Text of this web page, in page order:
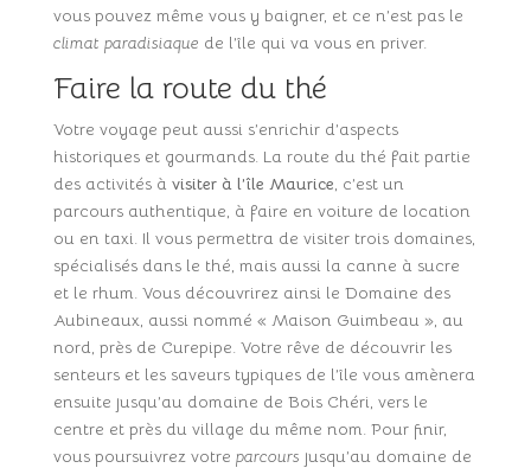
vous pouvez même vous y baigner, et ce n’est pas le
climat paradisiaque de l’île qui va vous en priver.
Faire la route du thé
Votre voyage peut aussi s’enrichir d’aspects
historiques et gourmands. La route du thé fait partie
des activités à visiter à l’île Maurice, c’est un
parcours authentique, à faire en voiture de location
ou en taxi. Il vous permettra de visiter trois domaines,
spécialisés dans le thé, mais aussi la canne à sucre
et le rhum. Vous découvrirez ainsi le Domaine des
Aubineaux, aussi nommé « Maison Guimbeau », au
nord, près de Curepipe. Votre rêve de découvrir les
senteurs et les saveurs typiques de l’île vous amènera
ensuite jusqu’au domaine de Bois Chéri, vers le
centre et près du village du même nom. Pour finir,
vous poursuivrez votre parcours jusqu’au domaine de